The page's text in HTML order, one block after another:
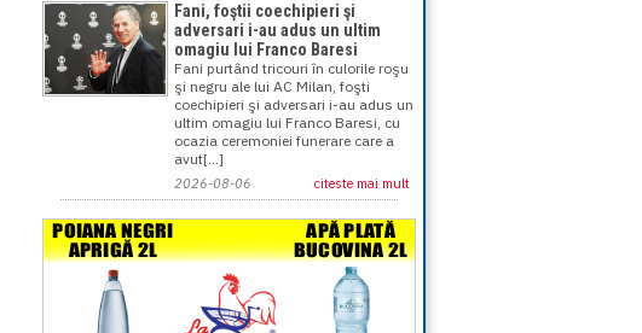
Fani, foştii coechipieri şi
adversari i-au adus un ultim
omagiu lui Franco Baresi
Fani purtând tricouri în culorile roşu
şi negru ale lui AC Milan, foşti
coechipieri şi adversari i-au adus un
ultim omagiu lui Franco Baresi, cu
ocazia ceremoniei funerare care a
avut[...]
2026-08-06 citeste mai mult